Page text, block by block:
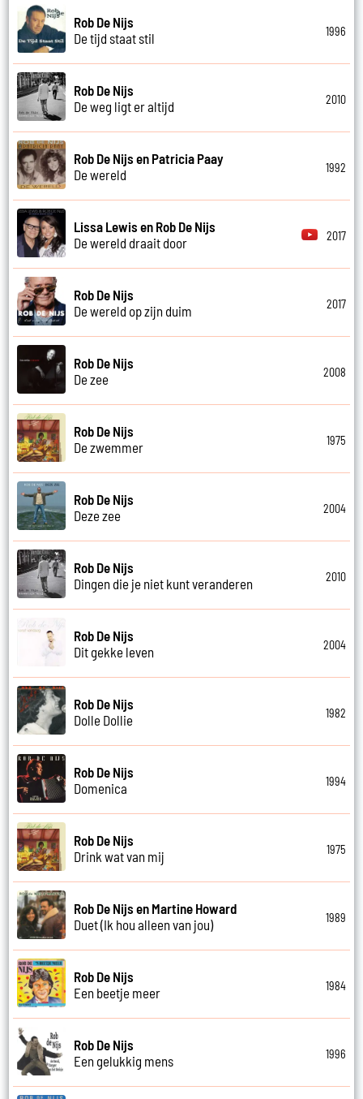
Rob De Nijs
De tijd staat stil
1996
Rob De Nijs
De weg ligt er altijd
2010
Rob De Nijs en Patricia Paay
De wereld
1992
Lissa Lewis en Rob De Nijs
De wereld draait door
2017
Rob De Nijs
De wereld op zijn duim
2017
Rob De Nijs
De zee
2008
Rob De Nijs
De zwemmer
1975
Rob De Nijs
Deze zee
2004
Rob De Nijs
Dingen die je niet kunt veranderen
2010
Rob De Nijs
Dit gekke leven
2004
Rob De Nijs
Dolle Dollie
1982
Rob De Nijs
Domenica
1994
Rob De Nijs
Drink wat van mij
1975
Rob De Nijs en Martine Howard
Duet (Ik hou alleen van jou)
1989
Rob De Nijs
Een beetje meer
1984
Rob De Nijs
Een gelukkig mens
1996